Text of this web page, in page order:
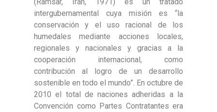
intergubernamental cuya misión es “la
conservación y el uso racional de los
humedales mediante acciones locales,
regionales y nacionales y gracias a la
cooperación internacional, como
contribución al logro de un desarrollo
sostenible en todo el mundo”. En octubre de
2010 el total de naciones adheridas a la
Convención como Partes Contratantes era